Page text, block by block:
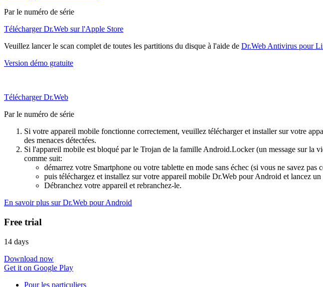
Par le numéro de série
Télécharger Dr.Web sur l'Apple Store
Veuillez lancer le scan complet de toutes les partitions du disque à l'aide de Dr.Web Antivirus pour
Version démo gratuite
Télécharger Dr.Web
Par le numéro de série
Si votre appareil mobile fonctionne correctement, veuillez télécharger et installer sur votre
des menaces détectées.
Si l'appareil mobile est bloqué par le Trojan de la famille Android.Locker (un message sur la
comme suit:
démarrez votre Smartphone ou votre tablette en mode sans échec (si vous ne savez
puis téléchargez et installez sur votre appareil mobile Dr.Web pour Android et lancez
Débranchez votre appareil et rebranchez-le.
En savoir plus sur Dr.Web pour Android
Free trial
14 days
Download now
Get it on Google Play
Pour les particuliers